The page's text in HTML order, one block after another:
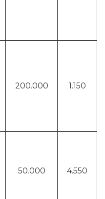
200.000 1.150
50.000 4.550